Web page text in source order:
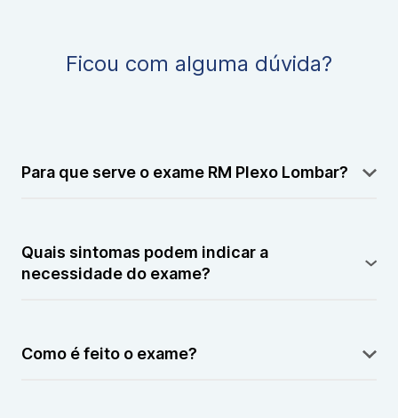
Ficou com alguma dúvida?
Para que serve o exame RM Plexo Lombar?
nervos e estruturas lombares para diagnosticar lesões
ou compressões.
Quais sintomas podem indicar a
necessidade do exame?
fraqueza muscular.
Como é feito o exame?